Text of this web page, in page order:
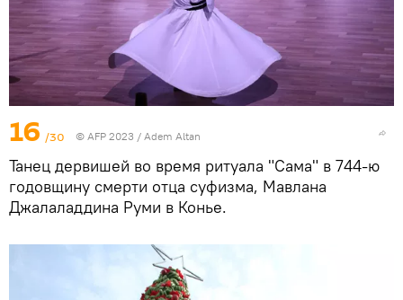
16 /30 © AFP 2023 / Adem Altan
Танец дервишей во время ритуала "Сама" в 744-ю
годовщину смерти отца суфизма, Мавлана
Джалаладдина Руми в Конье.